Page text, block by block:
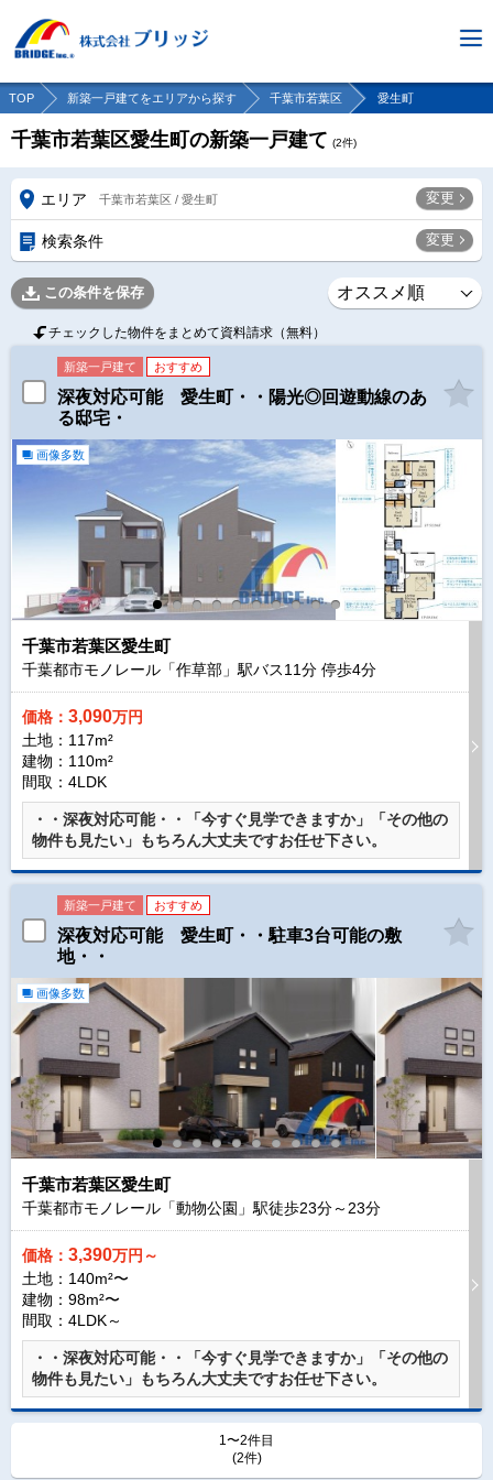
TOP 新築一戸建てをエリアから探す 千葉市若葉区 愛生町
千葉市若葉区愛生町の新築一戸建て (2件)
エリア 千葉市若葉区 / 愛生町 変更
検索条件 変更
この条件を保存
チェックした物件をまとめて資料請求（無料）
新築一戸建て おすすめ
深夜対応可能 愛生町・・陽光◎回遊動線のあ
る邸宅・
画像多数
千葉市若葉区愛生町
千葉都市モノレール「作草部」駅バス11分 停歩4分
価格： 3,090万円
土地：117m²
建物：110m²
間取：4LDK
・・深夜対応可能・・「今すぐ見学できますか」「その他の
物件も見たい」もちろん大丈夫ですお任せ下さい。
新築一戸建て おすすめ
深夜対応可能 愛生町・・駐車3台可能の敷
地・・
画像多数
千葉市若葉区愛生町
千葉都市モノレール「動物公園」駅徒歩23分～ 23分
価格： 3,390万円～
土地：140m²〜
建物：98m²〜
間取：4LDK～
・・深夜対応可能・・「今すぐ見学できますか」「その他の
物件も見たい」もちろん大丈夫ですお任せ下さい。
1〜2件目
(2件)